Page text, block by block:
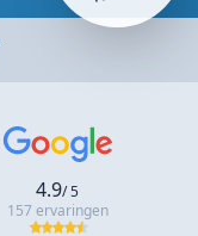
4.9/ 5
157 ervaringen